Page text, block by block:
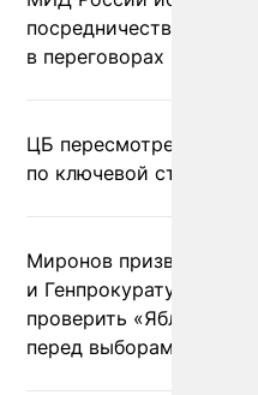
посредничество
в переговорах по
ЦБ пересмотрел
по ключевой ставке
Миронов призвал
и Генпрокуратуру
проверить «Яблоко»
перед выборами